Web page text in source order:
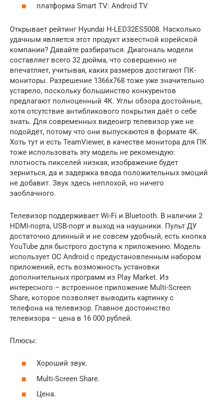
платформа Smart TV: Android TV
Открывает рейтинг Hyundai H-LED32ES5008. Насколько
удачным является этот продукт известной корейской
компании? Давайте разбираться. Диагональ модели
составляет всего 32 дюйма, что совершенно не
впечатляет, учитывая, каких размеров достигают ПК-
мониторы. Разрешение 1366х768 тоже уже значительно
устарело, поскольку большинство конкурентов
предлагают полноценный 4К. Углы обзора достойные,
хотя отсутствие антибликового покрытия даёт о себе
знать. Для современных видеоигр телевизор уже не
подойдёт, потому что они выпускаются в формате 4К.
Хоть тут и есть TeamViewer, в качестве монитора для ПК
тоже использовать эту модель не рекомендую:
плотность пикселей низкая, изображение будет
зерниться, да и задержка ввода положительных эмоций
не добавит. Звук здесь неплохой, но ничего
заоблачного.
Телевизор поддерживает Wi-Fi и Bluetooth. В наличии 2
HDMI-порта, USB-порт и выход на наушники. Пульт ДУ
достаточно длинный и не совсем удобный, есть кнопка
YouTube для быстрого доступа к приложению. Модель
использует ОС Android с предустановленным набором
приложений, есть возможность установки
дополнительных программ из Play Market. Из
интересного – встроенное приложение Multi-Screen
Share, которое позволяет выводить картинку с
телефона на телевизор. Главное достоинство
телевизора – цена в 16 000 рублей.
Плюсы:
Хороший звук.
Multi-Screen Share.
Цена.